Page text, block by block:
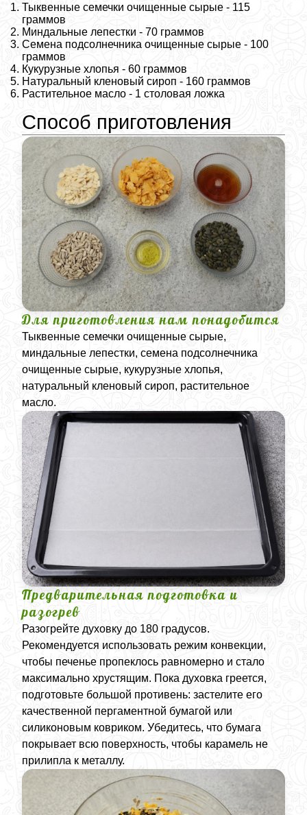
Тыквенные семечки очищенные сырые - 115
граммов
Миндальные лепестки - 70 граммов
Семена подсолнечника очищенные сырые - 100
граммов
Кукурузные хлопья - 60 граммов
Натуральный кленовый сироп - 160 граммов
Растительное масло - 1 столовая ложка
Способ приготовления
Для приготовления нам понадобится
Тыквенные семечки очищенные сырые,
миндальные лепестки, семена подсолнечника
очищенные сырые, кукурузные хлопья,
натуральный кленовый сироп, растительное
масло.
Предварительная подготовка и
разогрев
Разогрейте духовку до 180 градусов.
Рекомендуется использовать режим конвекции,
чтобы печенье пропеклось равномерно и стало
максимально хрустящим. Пока духовка греется,
подготовьте большой противень: застелите его
качественной пергаментной бумагой или
силиконовым ковриком. Убедитесь, что бумага
покрывает всю поверхность, чтобы карамель не
прилипла к металлу.